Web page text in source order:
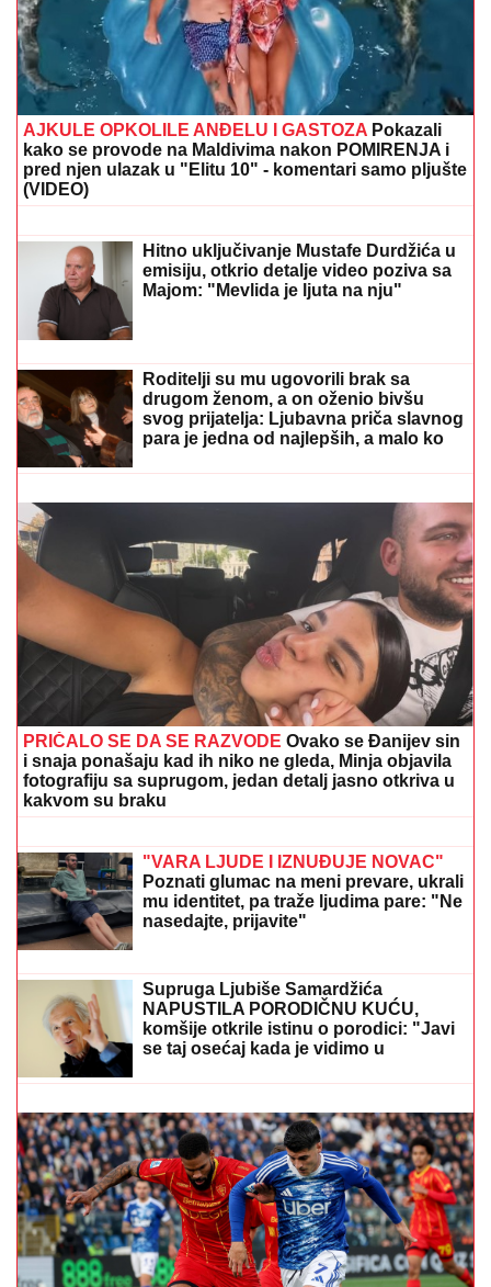
AJKULE OPKOLILE ANĐELU I GASTOZA Pokazali
kako se provode na Maldivima nakon POMIRENJA i
pred njen ulazak u "Elitu 10" - komentari samo pljušte
(VIDEO)
POKAZALA TELO U BIKINIJU
Voditeljka nakon porođaja ima telo za
medalju: Obavlja seoske poslove, a
kada se skine muškarcima padnu
Majom: "Mevlida je ljuta na nju"
DANASPROSLAVLjAMO SVETU PETKU RIMSKU:
Ispoštujte ove običaje i pratiće vas sreća i ljubav
Roditelji su mu ugovorili brak sa
drugom ženom, a on oženio bivšu
svog prijatelja: Ljubavna priča slavnog
para je jedna od najlepših, a malo ko
zna detalje
ispadi u Hrvatskoj - Ustaše bi da
proteraju Karleušu jer im bode oči
PRIČALO SE DA SE RAZVODEOvako se Đanijev sin
i snaja ponašaju kad ih niko ne gleda, Minja objavila
fotografiju sa suprugom, jedan detalj jasno otkriva u
kakvom su braku
Marina Tucaković iznajmljivala stan
gde je čuvala stvari vredne milion